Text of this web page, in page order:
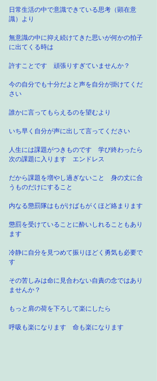
日常生活の中で意識できている思考（顕在意
識）より
無意識の中に抑え続けてきた思いが何かの拍子
に出てくる時は
許すことです　頑張りすぎていませんか？
今の自分でも十分だよと声を自分が掛けてくだ
さい
誰かに言ってもらえるのを望むより
いち早く自分が声に出して言ってください
人生には課題がつきものです　学び終わったら
次の課題に入ります　エンドレス
だから課題を増やし過ぎないこと　身の丈に合
うものだけにすること
内なる懲罰隊はもがけばもがくほど絡まります
懲罰を受けていることに酔いしれることもあり
ます
冷静に自分を見つめて振りほどく勇気も必要で
す
その苦しみは命に見合わない自責の念ではあり
ませんか？
もっと肩の荷を下ろして楽にしたら
呼吸も楽になります　命も楽になります